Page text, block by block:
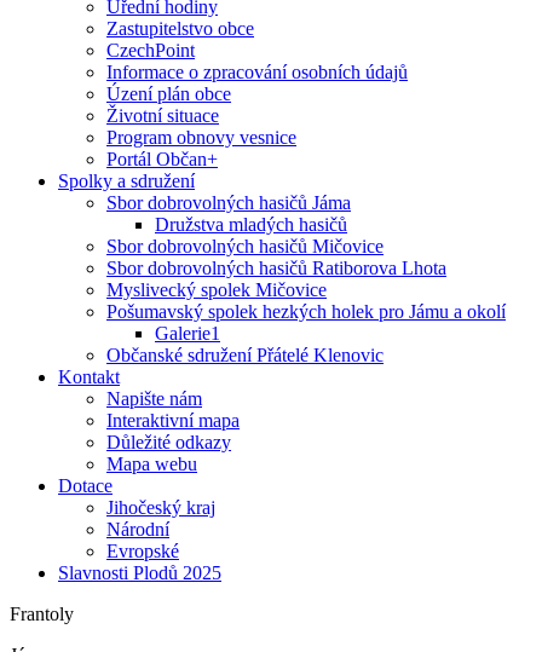
Úřední hodiny
Zastupitelstvo obce
CzechPoint
Informace o zpracování osobních údajů
Úzení plán obce
Životní situace
Program obnovy vesnice
Portál Občan+
Spolky a sdružení
Sbor dobrovolných hasičů Jáma
Družstva mladých hasičů
Sbor dobrovolných hasičů Mičovice
Sbor dobrovolných hasičů Ratiborova Lhota
Myslivecký spolek Mičovice
Pošumavský spolek hezkých holek pro Jámu a okolí
Galerie1
Občanské sdružení Přátelé Klenovic
Kontakt
Napište nám
Interaktivní mapa
Důležité odkazy
Mapa webu
Dotace
Jihočeský kraj
Národní
Evropské
Slavnosti Plodů 2025
Frantoly